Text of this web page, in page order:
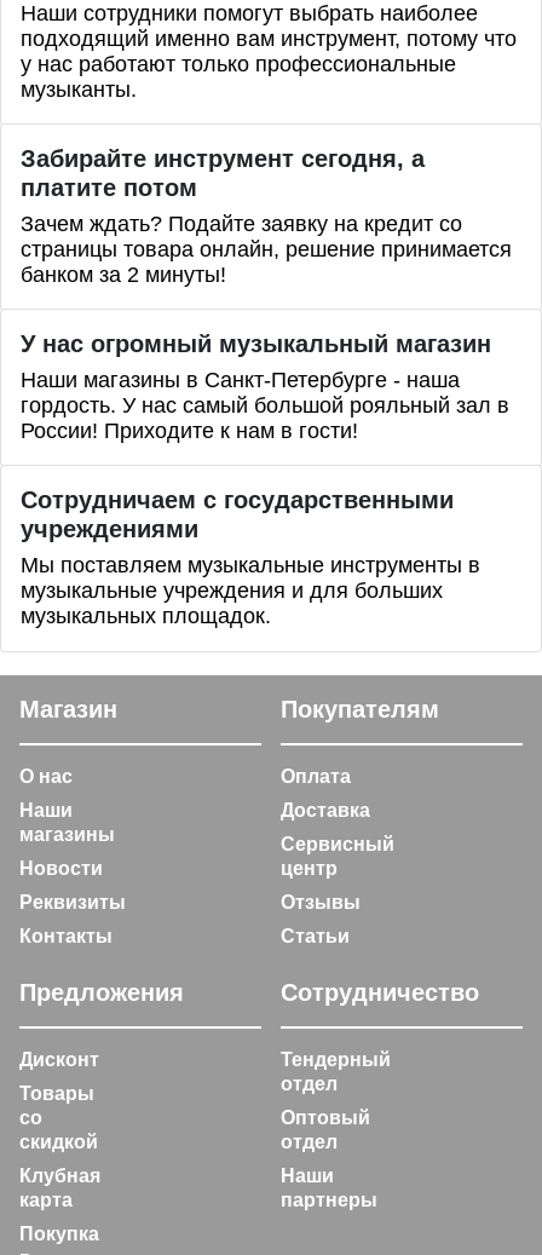
Наши сотрудники помогут выбрать наиболее
подходящий именно вам инструмент, потому что
у нас работают только профессиональные
музыканты.
Забирайте инструмент сегодня, а
платите потом
Зачем ждать? Подайте заявку на кредит со
страницы товара онлайн, решение принимается
банком за 2 минуты!
У нас огромный музыкальный магазин
Наши магазины в Санкт-Петербурге - наша
гордость. У нас самый большой рояльный зал в
России! Приходите к нам в гости!
Сотрудничаем с государственными
учреждениями
Мы поставляем музыкальные инструменты в
музыкальные учреждения и для больших
музыкальных площадок.
Магазин
О нас
Наши
магазины
Новости
Реквизиты
Контакты
Покупателям
Оплата
Доставка
Сервисный
центр
Отзывы
Статьи
Предложения
Дисконт
Товары
со
скидкой
Клубная
карта
Покупка
Сотрудничество
Тендерный
отдел
Оптовый
отдел
Наши
партнеры